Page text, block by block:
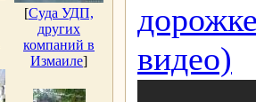
[Суда УДП,
других
компаний в
Измаиле]
видео)